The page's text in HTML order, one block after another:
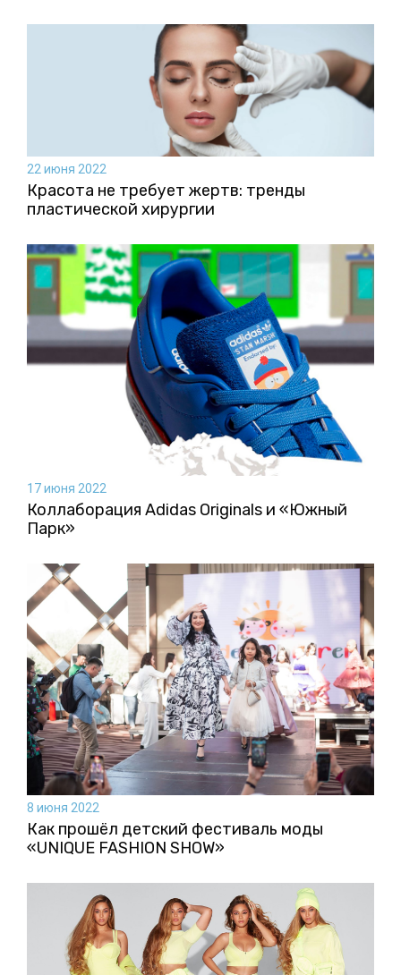
22 июня 2022
Красота не требует жертв: тренды
пластической хирургии
17 июня 2022
Коллаборация Аdidas Originals и «Южный
Парк»
8 июня 2022
Как прошёл детский фестиваль моды
«UNIQUE FASHION SHOW»